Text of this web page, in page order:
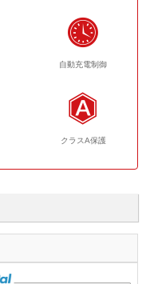
自動充電制御
クラスA保護